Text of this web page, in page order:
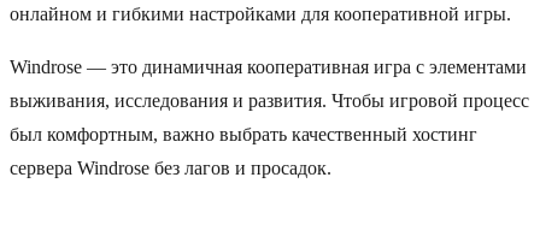
онлайном и гибкими настройками для кооперативной игры.
Windrose — это динамичная кооперативная игра с элементами
выживания, исследования и развития. Чтобы игровой процесс
был комфортным, важно выбрать качественный хостинг
сервера Windrose без лагов и просадок.